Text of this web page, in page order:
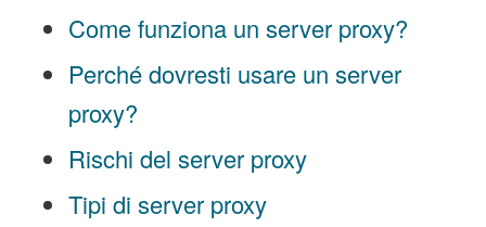
Come funziona un server proxy?
Perché dovresti usare un server
proxy?
Rischi del server proxy
Tipi di server proxy